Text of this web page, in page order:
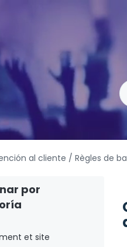
al cliente / Règles de
por
et site